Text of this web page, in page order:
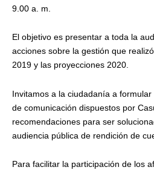
9.00 a. m.
El objetivo es presentar a toda la
acciones sobre la gestión que
2019 y las proyecciones 2020.
Invitamos a la ciudadanía a
de comunicación dispuestos por
recomendaciones para ser
audiencia pública de rendición de
Para facilitar la participación de los